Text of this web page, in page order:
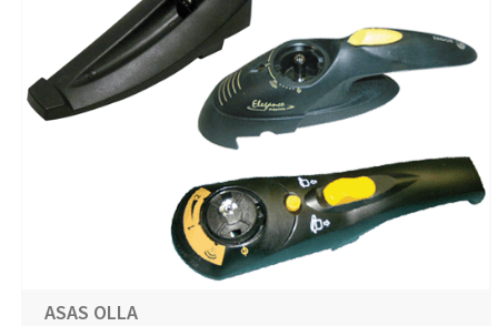
ASAS OLLA